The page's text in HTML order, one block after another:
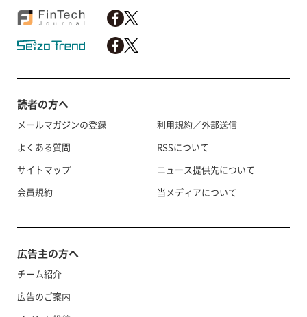
読者の方へ
メールマガジンの登録
よくある質問
サイトマップ
会員規約
利用規約／外部送信
RSSについて
ニュース提供先について
当メディアについて
広告主の方へ
チーム紹介
広告のご案内